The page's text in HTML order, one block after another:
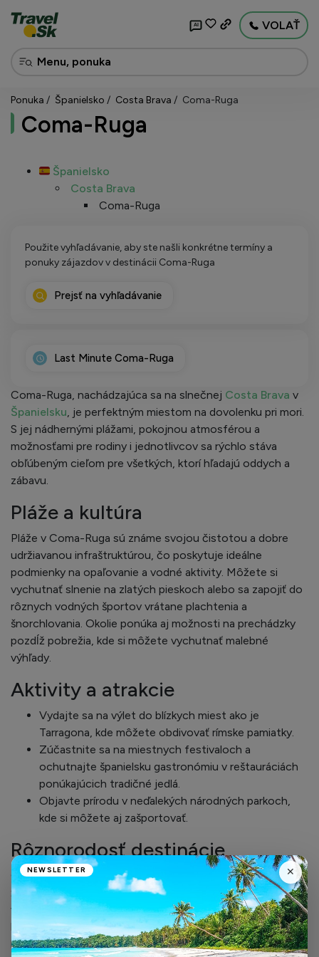
AI VOLAŤ
Ponuka Španielsko Costa Brava Coma-Ruga
Coma-Ruga
Španielsko
Costa Brava
Coma-Ruga
Použite vyhľadávanie, aby ste našli konkrétne termíny a
ponuky zájazdov v destinácii Coma-Ruga
Prejsť na vyhľadávanie
Last Minute Coma-Ruga
Coma-Ruga, nachádzajúca sa na slnečnej Costa Brava v
Španielsku, je perfektným miestom na dovolenku pri mori.
S jej nádhernými plážami, pokojnou atmosférou a
možnosťami pre rodiny i jednotlivcov sa rýchlo stáva
obľúbeným cieľom pre všetkých, ktorí hľadajú oddych a
zábavu.
Pláže a kultúra
Pláže v Coma-Ruga sú známe svojou čistotou a dobre
udržiavanou infraštruktúrou, čo poskytuje ideálne
podmienky na opaľovanie a vodné aktivity. Môžete si
vychutnať slnenie na zlatých pieskoch alebo sa zapojiť do
rôznych vodných športov vrátane plachtenia a
šnorchlovania. Okolie ponúka aj možnosti na prechádzky
pozdĺž pobrežia, kde si môžete vychutnať malebné
výhľady.
Aktivity a atrakcie
Vydajte sa na výlet do blízkych miest ako je
Tarragona, kde môžete obdivovať rímske pamiatky.
Zúčastnite sa na miestnych festivaloch a
ochutnajte španielsku gastronómiu v reštauráciách
ponúkajúcich tradičné jedlá.
Objavte prírodu v neďalekých národných parkoch,
kde si môžete aj zašportovať.
Rôznorodosť destinácie
Coma-Ruga ponúka okrem idylických pláží aj pestrý nočný
život a množstvo obchodov. Rovnako si môžete
vychutnať exkurzie do okolitých regiónov Costa Bravy,
ktorá je známa svojou jedinečnou krásou a kultúrnymi
bohatstvami. Nezabudnite navštíviť aj ďalšie významné
✕
NEWSLETTER